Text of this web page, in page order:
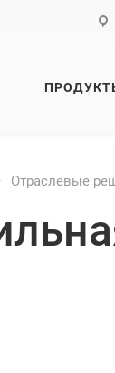
Отраслевые